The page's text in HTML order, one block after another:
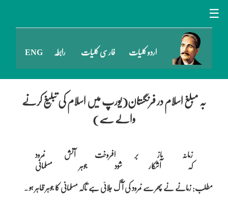
☰
اردو کلیات فارسی کلیات رابطہ ENG
بہ مبلغ اسلام در فرنگستان(یورپ میں اسلام کی تبلیغ کرنے
والے سے)
زمانہ باز بر افروخت آتش نمرود
کہ آشکار شود جوہر مسلمانی
مطلب: زمانے نے پھر سے نمرود کی آگ جلائی ہے تاکہ مسلمانی کا جوہر ظاہر ہو ۔